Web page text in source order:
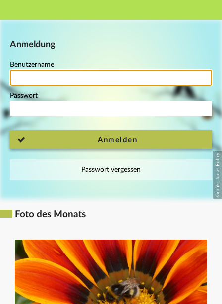
Hauptnavigation
Anmeldung
Benutzername
Passwort
Anmelden
Passwort vergessen
Foto des Monats